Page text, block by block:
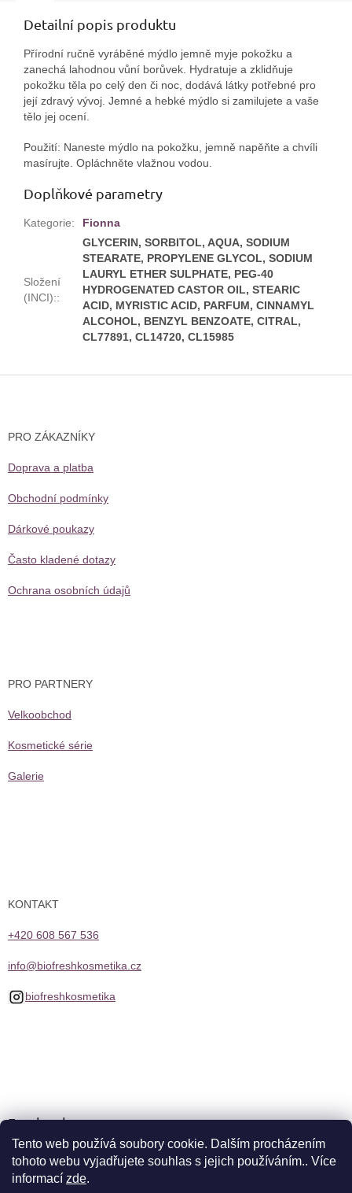
Tento web používá soubory cookie. Dalším procházením
tohoto webu vyjadřujete souhlas s jejich používáním.. Více
informací zde.
Detailní popis produktu
Přírodní ručně vyráběné mýdlo jemně myje pokožku a
zanechá lahodnou vůní borůvek. Hydratuje a zklidňuje
pokožku těla po celý den či noc, dodává látky potřebné pro
její zdravý vývoj. Jemné a hebké mýdlo si zamilujete a vaše
tělo jej ocení.
Použití: Naneste mýdlo na pokožku, jemně napěňte a chvíli
masírujte. Opláchněte vlažnou vodou.
Doplňkové parametry
Kategorie: Fionna
Složení
(INCI)::
GLYCERIN, SORBITOL, AQUA, SODIUM
STEARATE, PROPYLENE GLYCOL, SODIUM
LAURYL ETHER SULPHATE, PEG-40
HYDROGENATED CASTOR OIL, STEARIC
ACID, MYRISTIC ACID, PARFUM, CINNAMYL
ALCOHOL, BENZYL BENZOATE, CITRAL,
CL77891, CL14720, CL15985
Z
PRO ZÁKAZNÍKY
Doprava a platba
Obchodní podmínky
Dárkové poukazy
Často kladené dotazy
Ochrana osobních údajů
PRO PARTNERY
Velkoobchod
Kosmetické série
Galerie
KONTAKT
+420 608 567 536
info@biofreshkosmetika.cz
biofreshkosmetika
Facebook